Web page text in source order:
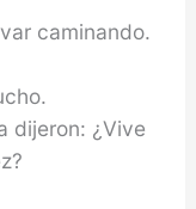
caminando.
dijeron: ¿Vive